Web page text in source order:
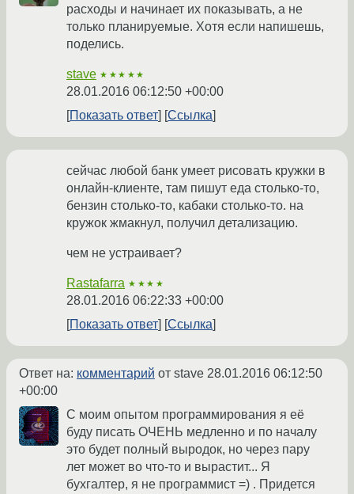
расходы и начинает их показывать, а не
только планируемые. Хотя если напишешь,
поделись.
stave ★★★★★
28.01.2016 06:12:50 +00:00
Показать ответ
Ссылка
сейчас любой банк умеет рисовать кружки в
онлайн-клиенте, там пишут еда столько-то,
бензин столько-то, кабаки столько-то. на
кружок жмакнул, получил детализацию.
чем не устраивает?
Rastafarra ★★★★
28.01.2016 06:22:33 +00:00
Показать ответ
Ссылка
Ответ на: комментарий от stave 28.01.2016 06:12:50
+00:00
С моим опытом программирования я её
буду писать ОЧЕНЬ медленно и по началу
это будет полный выродок, но через пару
лет может во что-то и вырастит... Я
бухгалтер, я не программист =) . Придется